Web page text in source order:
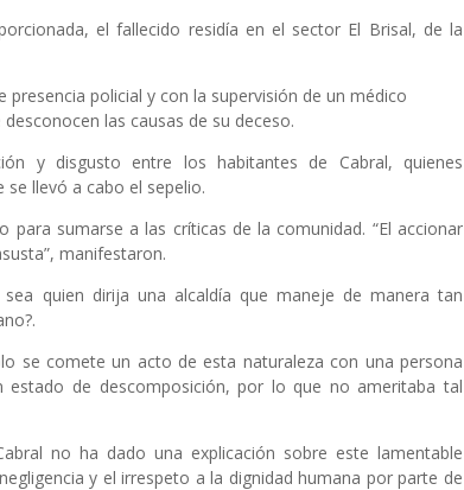
el fallecido residía en el sector El Brisal, de la
policial y con la supervisión de un médico
las causas de su deceso.
y disgusto entre los habitantes de Cabral, quienes
se llevó a cabo el sepelio.
sumarse a las críticas de la comunidad. “El accionar
manifestaron.
quien dirija una alcaldía que maneje de manera tan
se comete un acto de esta naturaleza con una persona
estado de descomposición, por lo que no ameritaba tal
no ha dado una explicación sobre este lamentable
y el irrespeto a la dignidad humana por parte de